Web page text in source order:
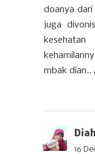
doanya dari
juga
mbak dian..
16